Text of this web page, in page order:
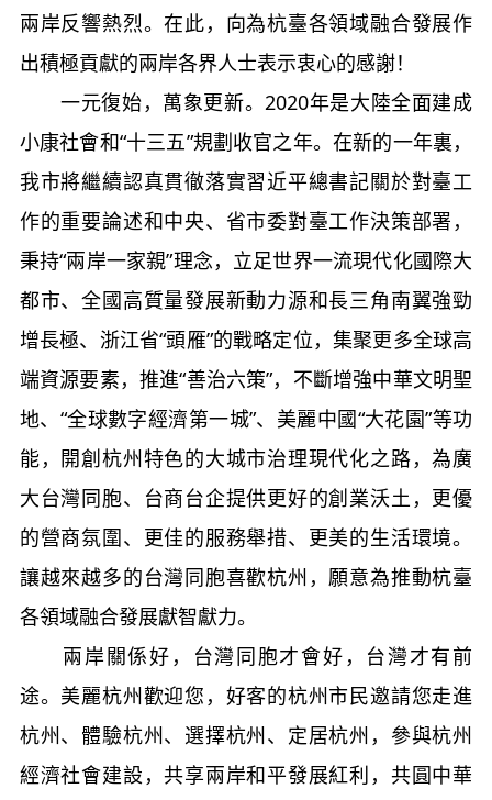
兩岸反響熱烈。在此，向為杭臺各領域融合發展作
出積極貢獻的兩岸各界人士表示衷心的感謝！
一元復始，萬象更新。2020年是大陸全面建成
小康社會和“十三五”規劃收官之年。在新的一年裏，
我市將繼續認真貫徹落實習近平總書記關於對臺工
作的重要論述和中央、省市委對臺工作決策部署，
秉持“兩岸一家親”理念，立足世界一流現代化國際大
都市、全國高質量發展新動力源和長三角南翼強勁
增長極、浙江省“頭雁”的戰略定位，集聚更多全球高
端資源要素，推進“善治六策”，不斷增強中華文明聖
地、“全球數字經濟第一城”、美麗中國“大花園”等功
能，開創杭州特色的大城市治理現代化之路，為廣
大台灣同胞、台商台企提供更好的創業沃土，更優
的營商氛圍、更佳的服務舉措、更美的生活環境。
讓越來越多的台灣同胞喜歡杭州，願意為推動杭臺
各領域融合發展獻智獻力。
兩岸關係好，台灣同胞才會好，台灣才有前
途。美麗杭州歡迎您，好客的杭州市民邀請您走進
杭州、體驗杭州、選擇杭州、定居杭州，參與杭州
經濟社會建設，共享兩岸和平發展紅利，共圓中華